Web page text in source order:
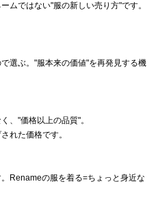
ムではない"服の新しい売り方"です。
選ぶ。"服本来の価値"を再発見する機
、"価格以上の品質"。
れた価格です。
Renameの服を着る=ちょっと身近な